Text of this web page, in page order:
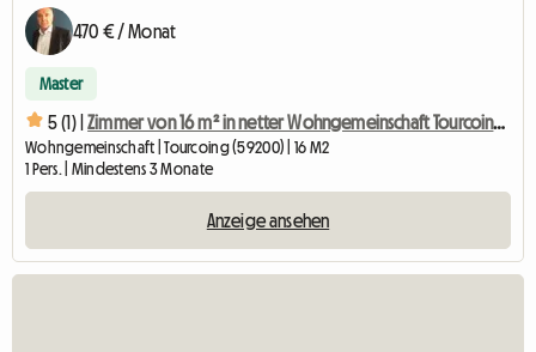
470 € / Monat
Master
5 (1) | Zimmer von 16 m² in netter Wohngemeinschaft Tourcoing Hotel de Ville
Wohngemeinschaft | Tourcoing (59200) | 16 M2
1 Pers. | Mindestens 3 Monate
Anzeige ansehen